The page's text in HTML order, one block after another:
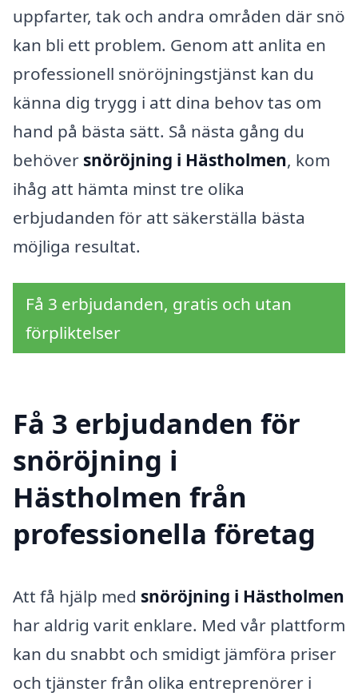
uppfarter, tak och andra områden där snö
kan bli ett problem. Genom att anlita en
professionell snöröjningstjänst kan du
känna dig trygg i att dina behov tas om
hand på bästa sätt. Så nästa gång du
behöver snöröjning i Hästholmen, kom
ihåg att hämta minst tre olika
erbjudanden för att säkerställa bästa
möjliga resultat.
Få 3 erbjudanden, gratis och utan
förpliktelser
Få 3 erbjudanden för
snöröjning i
Hästholmen från
professionella företag
Att få hjälp med snöröjning i Hästholmen
har aldrig varit enklare. Med vår plattform
kan du snabbt och smidigt jämföra priser
och tjänster från olika entreprenörer i